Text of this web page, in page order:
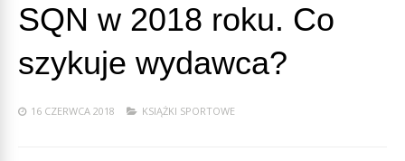
SQN w 2018 roku. Co
szykuje wydawca?
16 CZERWCA 2018 KSIĄŻKI SPORTOWE